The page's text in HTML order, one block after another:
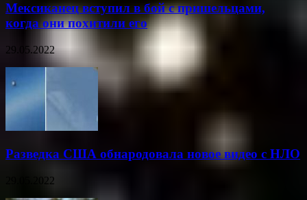
Мексиканец вступил в бой с пришельцами,
когда они похитили его
29.05.2022
Разведка США обнародовала новое видео с НЛО
29.05.2022